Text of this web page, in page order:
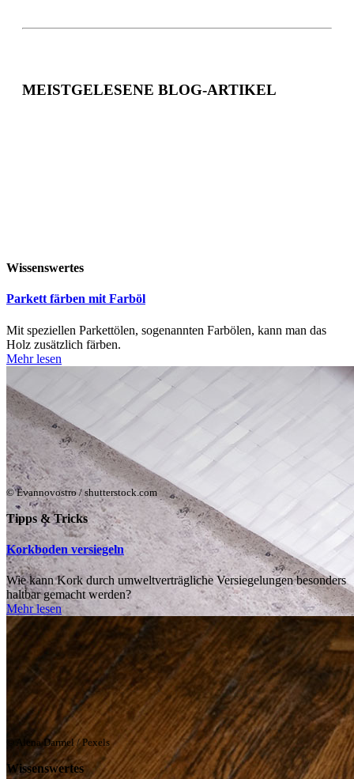
MEISTGELESENE BLOG-ARTIKEL
Wissenswertes
Parkett färben mit Farböl
Mit speziellen Parkettölen, sogenannten Farbölen, kann man das
Holz zusätzlich färben.
Mehr lesen
© Evannovostro / shutterstock.com
Tipps & Tricks
Korkboden versiegeln
Wie kann Kork durch umweltverträgliche Versiegelungen besonders
haltbar gemacht werden?
Mehr lesen
© Alena Darmel / Pexels
Wissenswertes